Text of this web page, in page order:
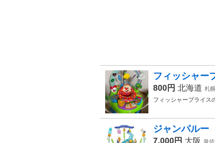
フィッシャー
800円 北海道 札
フィッシャープライス
ジャンパルー
7,000円 大阪 泉